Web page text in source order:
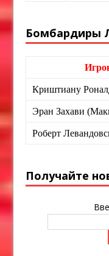
Бомбардиры
Криштиану
Эран Захави
Роберт
Получайте